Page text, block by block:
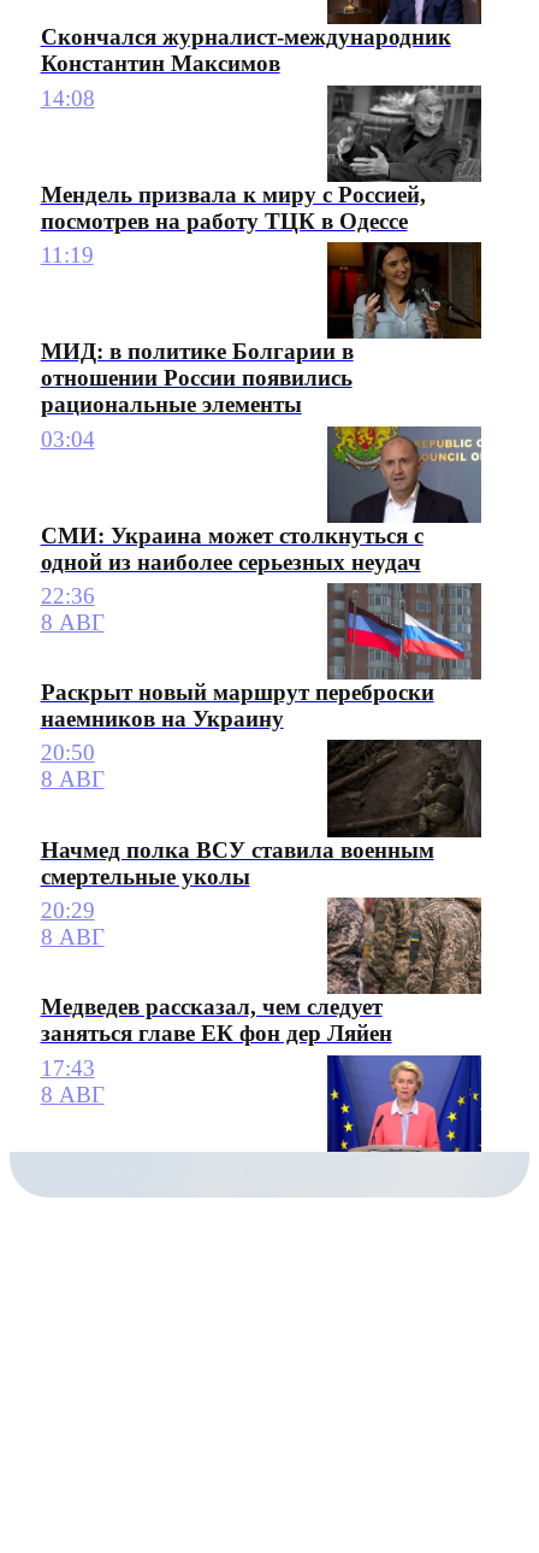
Скончался журналист-международник
Константин Максимов
14:08
Мендель призвала к миру с Россией,
посмотрев на работу ТЦК в Одессе
11:19
МИД: в политике Болгарии в
отношении России появились
рациональные элементы
03:04
СМИ: Украина может столкнуться с
одной из наиболее серьезных неудач
22:36
8 АВГ
Раскрыт новый маршрут переброски
наемников на Украину
20:50
8 АВГ
Начмед полка ВСУ ставила военным
смертельные уколы
20:29
8 АВГ
Медведев рассказал, чем следует
заняться главе ЕК фон дер Ляйен
17:43
8 АВГ